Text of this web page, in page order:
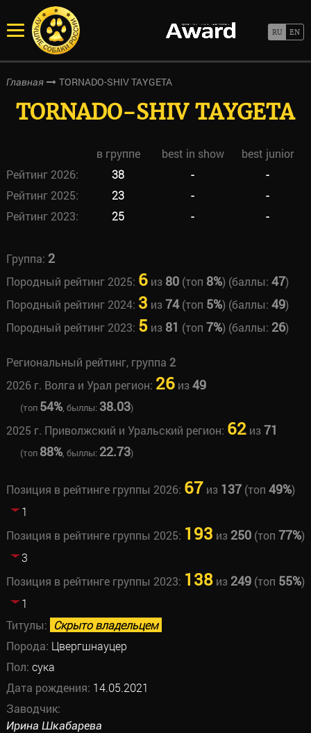
Главная TORNADO-SHIV TAYGETA
TORNADO-SHIV TAYGETA
в группе best in show
best junior
Рейтинг 2026:
38 -
-
Рейтинг 2025:
23 -
-
Рейтинг 2023:
25 - -
Группа: 2
Породный рейтинг 2025: 6из 80(топ 8%) (баллы: 47)
Породный рейтинг 2024: 3 из74(топ 5%) (баллы: 49)
Породный рейтинг 2023: 5из 81 (топ 7%) (баллы: 26)
Региональный рейтинг, группа 2
2026 г. Волга и Урал регион: 26из49
(топ 54%, быллы: 38.03)
2025 г. Приволжский и Уральский регион: 62из71
(топ 88%, быллы: 22.73)
Позиция в рейтинге группы 2026: 67 из 137(топ 49%)
1
Позиция в рейтинге группы 2025: 193 из 250(топ 77%)
3
Позиция в рейтинге группы 2023: 138из 249(топ 55%)
1
Титулы: Скрыто владельцем
Порода: Цвергшнауцер
Пол: сука
Дата рождения: 14.05.2021
Заводчик:
Ирина Шкабарева